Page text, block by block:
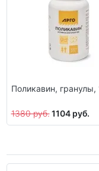
Поликавин, гранулы,
1380 руб. 1104 руб.